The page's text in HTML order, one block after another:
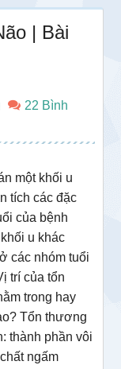
| Bài
22 Bình
một khối u
tích các đặc
của bệnh
u khác
các nhóm tuổi
trí của tổn
trong hay
Tổn thương
thành phần vôi
ngấm